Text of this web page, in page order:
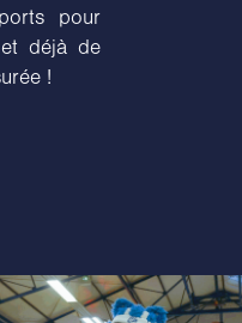
pour
déjà de
!